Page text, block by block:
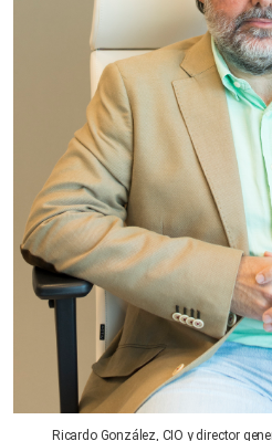
Ricardo González, CIO y director